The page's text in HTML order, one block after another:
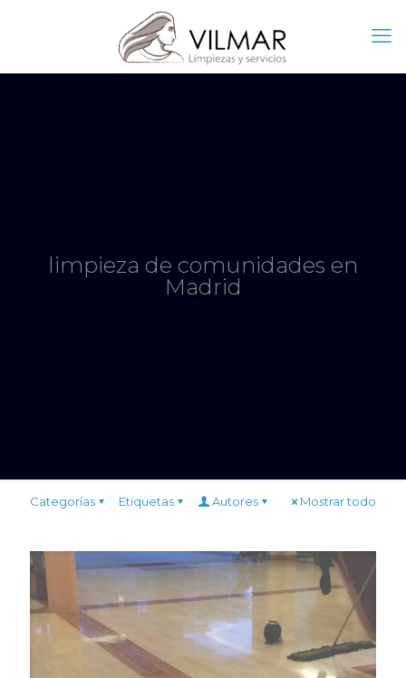
limpieza de comunidades en
Madrid
Categorías Etiquetas Autores Mostrar todo